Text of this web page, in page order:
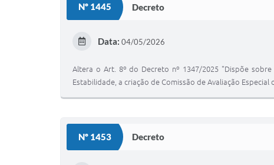
Nº 1445 Decreto
Data: 04/05/2026
Altera o Art. 8º do Decreto nº 1347/2025 "Dispõe
Estabilidade, a criação de Comissão de Avaliação
Nº 1453 Decreto